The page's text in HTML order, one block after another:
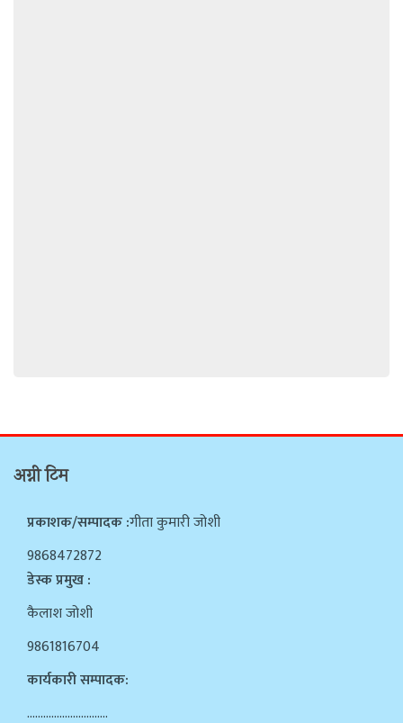
अग्नी टिम
प्रकाशक/सम्पादक :गीता कुमारी जोशी
9868472872
डेस्क प्रमुख :
कैलाश जोशी
9861816704
कार्यकारी सम्पादक:
…………………………